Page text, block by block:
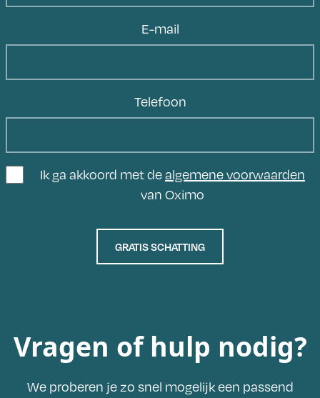
E-mail
Telefoon
Ik ga akkoord met dealgemene voorwaarden
van Oximo
GRATIS SCHATTING
Vragen of hulp nodig?
We proberen je zo snel mogelijk een passend